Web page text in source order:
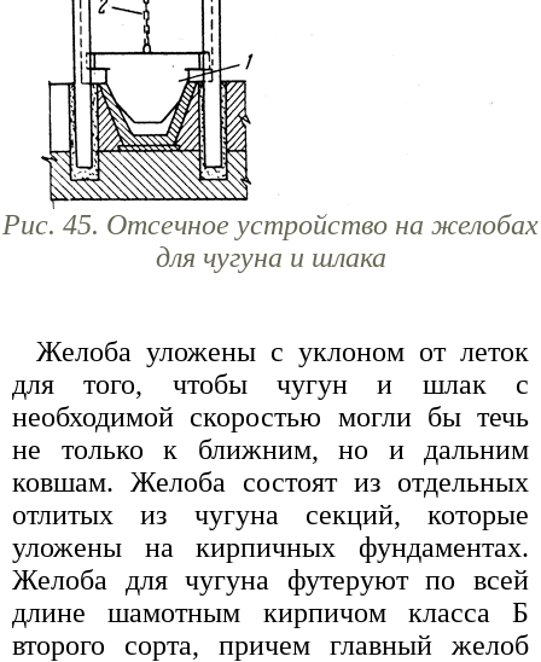
Рис. 45. Отсечное устройство на желобах
для чугуна и шлака
Желоба уложены с уклоном от леток
для того, чтобы чугун и шлак с
необходимой скоростью могли бы течь
не только к ближним, но и дальним
ковшам. Желоба состоят из отдельных
отлитых из чугуна секций, которые
уложены на кирпичных фундаментах.
Желоба для чугуна футеруют по всей
длине шамотным кирпичом класса Б
второго сорта, причем главный желоб